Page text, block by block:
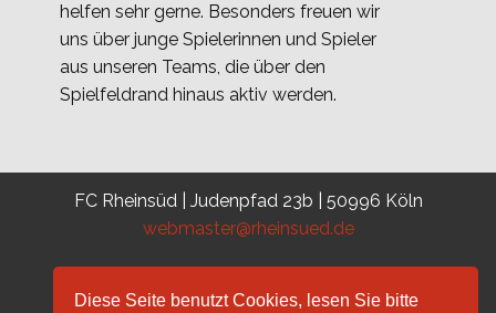
helfen sehr gerne. Besonders freuen wir
uns über junge Spielerinnen und Spieler
aus unseren Teams, die über den
Spielfeldrand hinaus aktiv werden.
FC Rheinsüd | Judenpfad 23b | 50996 Köln
webmaster@rheinsued.de
Diese Seite benutzt Cookies, lesen Sie bitte